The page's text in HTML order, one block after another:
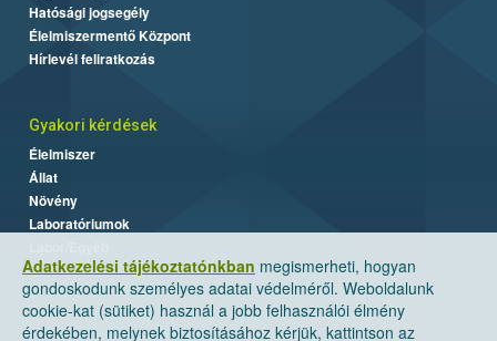
Adatkezelési tájékoztatónkban megismerheti, hogyan
gondoskodunk személyes adatai védelméről. Weboldalunk
cookie-kat (sütiket) használ a jobb felhasználói élmény
érdekében, melynek biztosításához kérjük, kattintson az
Hatósági jogsegély
Élelmiszermentő Központ
Hírlevél feliratkozás
Gyakori kérdések
Élelmiszer
Állat
Növény
Laboratóriumok